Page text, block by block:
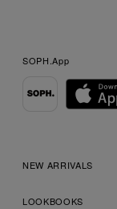
SOPH.App
NEW ARRIVALS
LOOKBOOKS